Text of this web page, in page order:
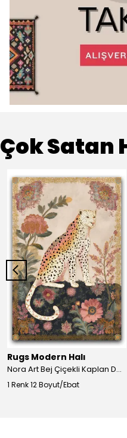
Çok Satan
Rugs Modern Halı
Nora Art Bej Çiçekli Kaplan Desenli Dokuma Taban Dekoratif Salon Halısı 61
1 Renk 12 Boyut/Ebat